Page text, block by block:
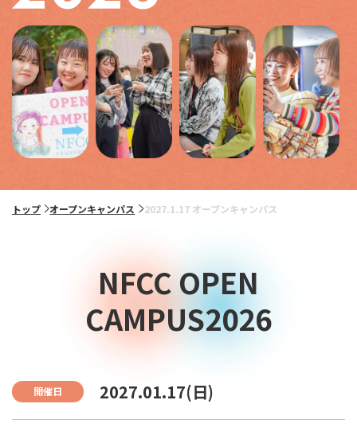
トップ オープンキャンパス 2027.1.17 オープンキャンパス
NFCC OPEN
CAMPUS2026
開催日 2027.01.17(日)